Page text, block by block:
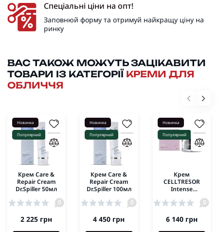
Спеціальні ціни на опт!
Заповнюй форму та отримуй найкращу ціну на
ринку
ВАС ТАКОЖ МОЖУТЬ ЗАЦІКАВИТИ
ТОВАРИ ІЗ КАТЕГОРІЇ КРЕМИ ДЛЯ
ОБЛИЧЧЯ
Новинка
Популярний
Крем Care &
Repair Cream
Dr.Spiller 50мл
0
2 225 грн
Новинка
Популярний
Крем Care &
Repair Cream
Dr.Spiller 100мл
0
4 450 грн
Новинка
Популярний
Крем
CELLTRESOR
Intense
Cream Dr.Spiller0
6 140 грн